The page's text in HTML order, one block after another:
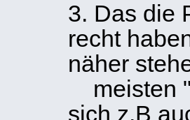
3. Das die
recht
näher
meisten
sich z.B